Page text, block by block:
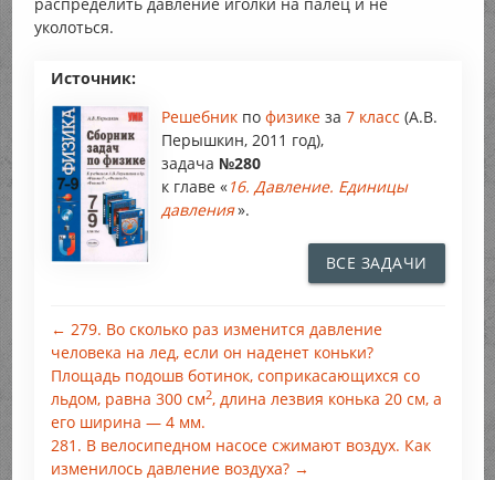
уколоться.
Источник:
Решебник по физике за 7 класс (А.В.
Перышкин, 2011 год),
задача №280
к главе «16. Давление. Единицы
давления».
ВСЕ ЗАДАЧИ
← 279. Во сколько раз изменится давление
человека на лед, если он наденет коньки?
Площадь подошв ботинок, соприкасающихся со
льдом, равна 300 см2, длина лезвия конька 20 см, а
его ширина — 4 мм.
281. В велосипедном насосе сжимают воздух. Как
изменилось давление воздуха? →